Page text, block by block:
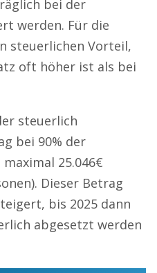
bei der
werden. Für die
steuerlichen Vorteil,
oft höher ist als bei
steuerlich
bei 90% der
25.046€
Dieser Betrag
bis 2025 dann
abgesetzt werden